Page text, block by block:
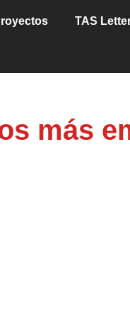
TAS
más